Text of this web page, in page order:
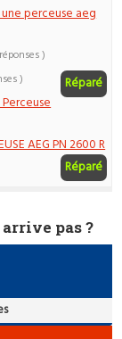
perceuse aeg
)
Réparé
)
AEG PN 2600 R
Réparé
pas ?